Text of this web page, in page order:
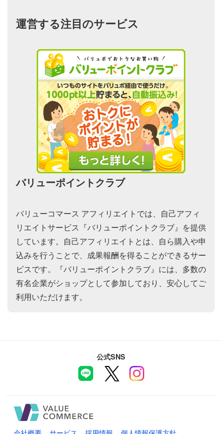
運営する注目のサービス
バリューポイントクラブ
バリューコマース アフィリエイトでは、自己アフィ
リエイトサービス『バリューポイントクラブ』を提供
しています。自己アフィリエイトとは、自ら購入や申
込みを行うことで、成果報酬を得ることができるサー
ビスです。『バリューポイントクラブ』には、多数の
有名企業がショップとして参加しており、安心してご
利用いただけます。
公式SNS